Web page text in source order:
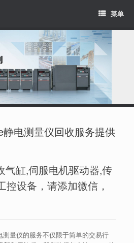
菜单
电测量仪回收服务提供
气缸,伺服电机驱动器,传
控设备，请添加微信，
量仪的服务不仅限于简单的交易行